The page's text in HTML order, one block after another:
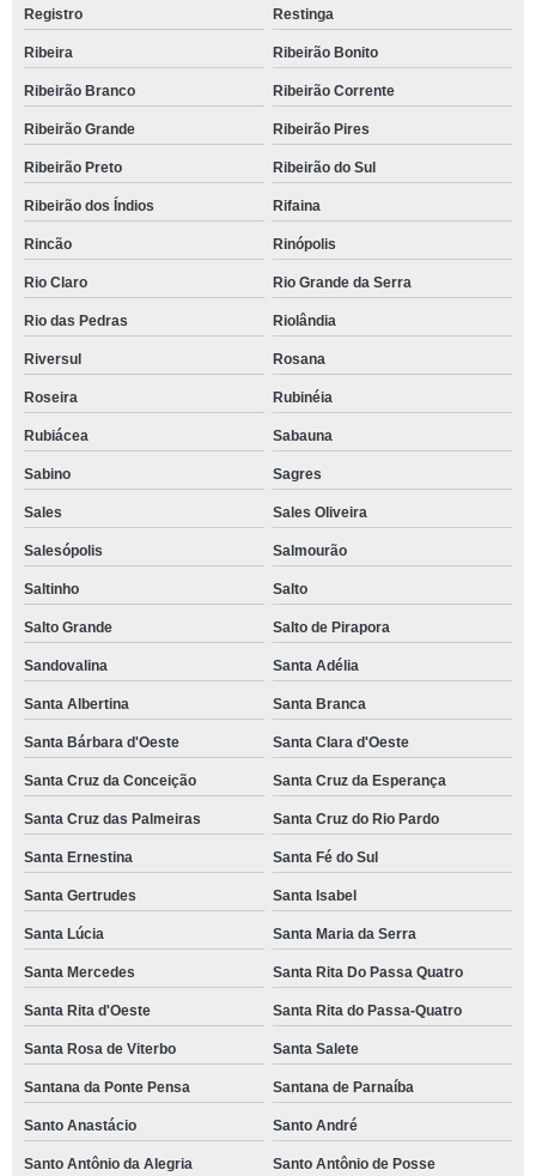
Registro Restinga
Ribeira Ribeirão Bonito
Ribeirão Branco Ribeirão Corrente
Ribeirão Grande Ribeirão Pires
Ribeirão Preto Ribeirão do Sul
Ribeirão dos Índios Rifaina
Rincão Rinópolis
Rio Claro Rio Grande da Serra
Rio das Pedras Riolândia
Riversul Rosana
Roseira Rubinéia
Rubiácea Sabauna
Sabino Sagres
Sales Sales Oliveira
Salesópolis Salmourão
Saltinho Salto
Salto Grande Salto de Pirapora
Sandovalina Santa Adélia
Santa Albertina Santa Branca
Santa Bárbara d'Oeste Santa Clara d'Oeste
Santa Cruz da Conceição Santa Cruz da Esperança
Santa Cruz das Palmeiras Santa Cruz do Rio Pardo
Santa Ernestina Santa Fé do Sul
Santa Gertrudes Santa Isabel
Santa Lúcia Santa Maria da Serra
Santa Mercedes Santa Rita Do Passa Quatro
Santa Rita d'Oeste Santa Rita do Passa-Quatro
Santa Rosa de Viterbo Santa Salete
Santana da Ponte Pensa Santana de Parnaíba
Santo Anastácio Santo André
Santo Antônio da Alegria Santo Antônio de Posse